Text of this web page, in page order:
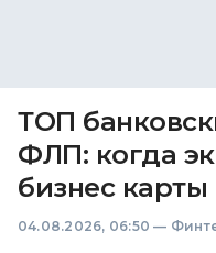
ТОП
ФЛП: когда
бизнес
04.08.2026, 06:50 —